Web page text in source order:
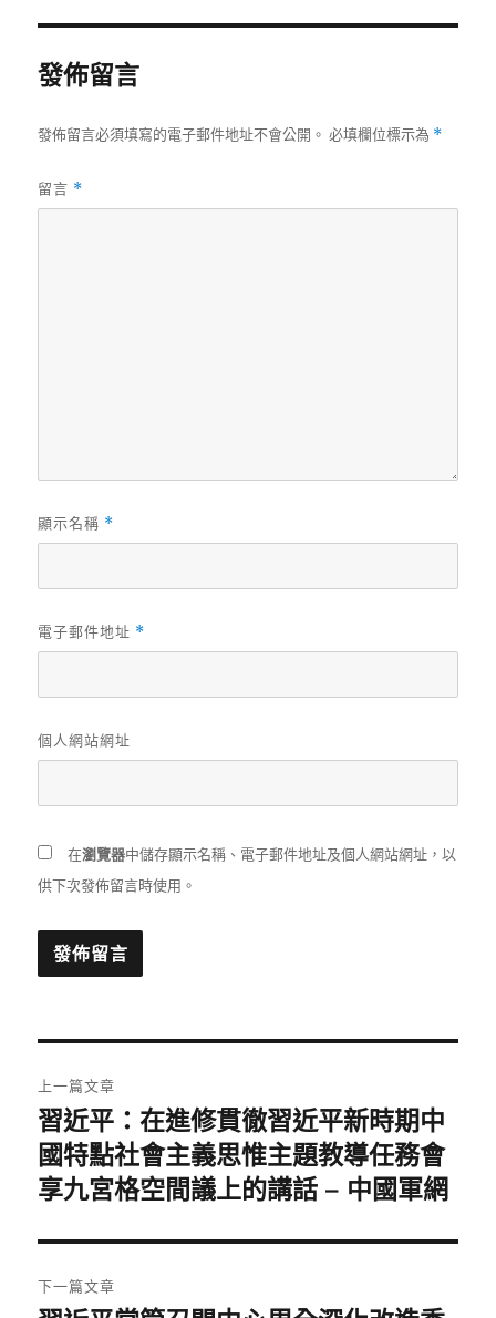
發佈留言
發佈留言必須填寫的電子郵件地址不會公開。 必填欄位標示為 *
留言 *
顯示名稱 *
電子郵件地址 *
個人網站網址
在瀏覽器中儲存顯示名稱、電子郵件地址及個人網站網址，以
供下次發佈留言時使用。
章
導
覽
上一篇文章
上
一
篇
章:
習近平：在進修貫徹習近平新時期中
國特點社會主義思惟主題教導任務會
享九宮格空間議上的講話 – 中國軍網
下一篇文章